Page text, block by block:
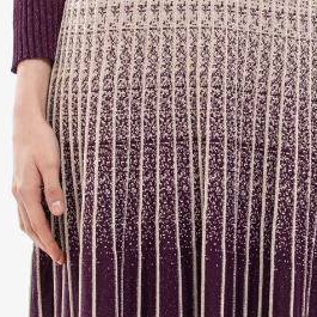
برقوق إيطالي وعاجي